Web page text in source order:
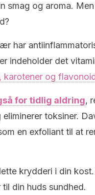
smag og aroma.
har
indeholder det
karotener og
for tidlig aldring,
toksiner.
en exfoliant til at
krydderi i din
din huds sundhed.